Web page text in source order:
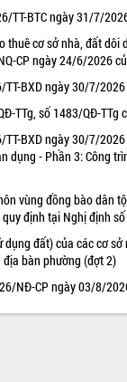
TT-BTC ngày 31/7/
thuê cơ sở nhà, đất dôi
CP ngày 24/6/2026
BXD ngày 30/7/
TTg, số 1483/QĐ-TTg
BXD ngày 30/7/
dụng - Phần 3: Công
vùng đồng bào dân
định tại Nghị định
dụng đất) của các cơ
bàn phường (đợt 2)
NĐ-CP ngày 03/8/